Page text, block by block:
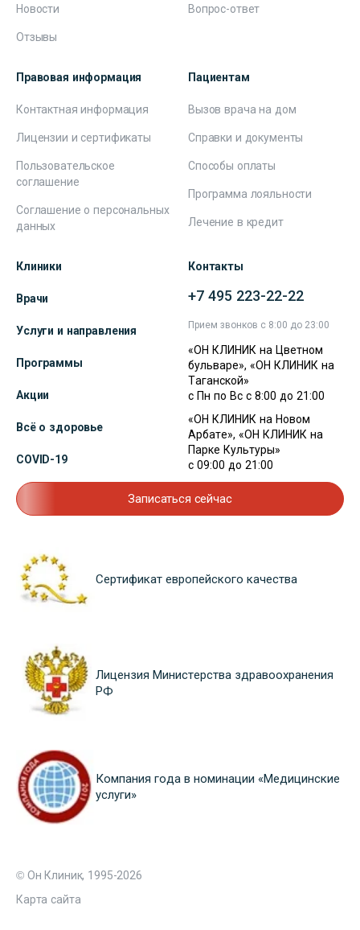
Новости
Отзывы
Вопрос-ответ
Правовая информация
Контактная информация
Лицензии и сертификаты
Пользовательское
соглашение
Соглашение о персональных
данных
Пациентам
Вызов врача на дом
Справки и документы
Способы оплаты
Программа лояльности
Лечение в кредит
Клиники
Врачи
Услуги и направления
Программы
Акции
Всё о здоровье
COVID-19
Контакты
+7 495 223-22-22
Прием звонков с 8:00 до 23:00
«ОН КЛИНИК на Цветном
бульваре», «ОН КЛИНИК на
Таганской»
с Пн по Вс с 8:00 до 21:00
«ОН КЛИНИК на Новом
Арбате», «ОН КЛИНИК на
Парке Культуры»
с 09:00 до 21:00
Записаться сейчас
Сертификат европейского качества
Лицензия Министерства здравоохранения
РФ
Компания года в номинации «Медицинские
услуги»
© Он Клиник, 1995-2026
Карта сайта